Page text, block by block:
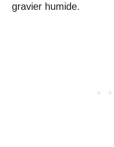
gravier humide.